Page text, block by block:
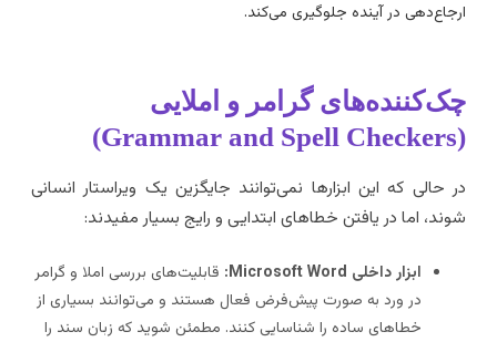
در آینده جلوگیری می‌کند.
گرامر و املایی
حالی که این ابزارها نمی‌توانند جایگزین یک ویراستار انسانی
اما در یافتن خطاهای ابتدایی و رایج بسیار مفیدند:
ابزار داخلی Microsoft Word:
قابلیت‌های بررسی املا و گرامر
در ورد به صورت پیش‌فرض فعال هستند و می‌توانند بسیاری از
خطاهای ساده را شناسایی کنند. مطمئن شوید که زبان سند را